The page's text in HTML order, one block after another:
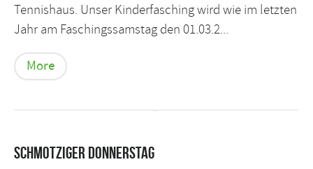
Tennishaus. Unser Kinderfasching wird wie im letzten
Jahr am Faschingssamstag den 01.03.2...
More
SCHMOTZIGER DONNERSTAG